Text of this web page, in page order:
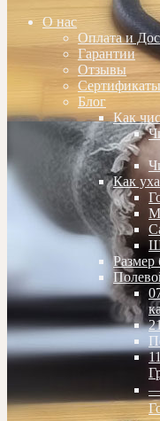
О нас
Оплата и
Гарантии
Отзывы
Сертификаты
Блог
Как
Как
Размер
—